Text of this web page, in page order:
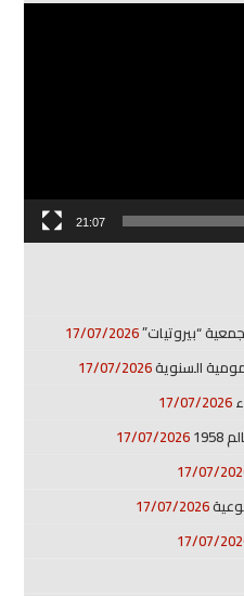
21:07
17/07/2026
السنوية17/07/2026
17/07/2026
17/07/2026
17/07/
17/07/2026
17/07/